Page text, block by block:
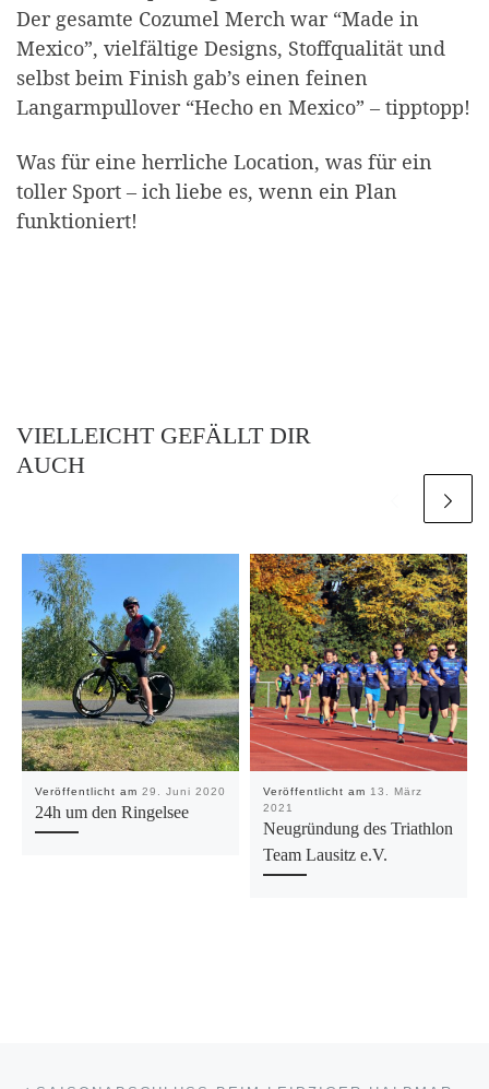
Der gesamte Cozumel Merch war “Made in
Mexico”, vielfältige Designs, Stoffqualität und
selbst beim Finish gab’s einen feinen
Langarmpullover “Hecho en Mexico” – tipptopp!
Was für eine herrliche Location, was für ein
toller Sport – ich liebe es, wenn ein Plan
funktioniert!
VIELLEICHT GEFÄLLT DIR
AUCH
Veröffentlicht am 29. Juni 2020
24h um den Ringelsee
Veröffentlicht am 13. März
2021
Neugründung des Triathlon
Team Lausitz e.V.